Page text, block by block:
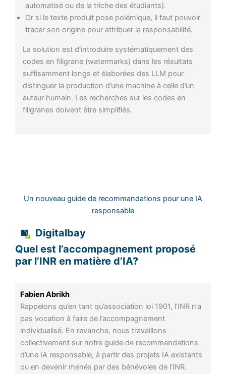
automatisé ou de la triche des étudiants).
Or si le texte produit pose polémique, il faut pouvoir
tracer son origine pour attribuer la responsabilité.
La solution est d’introduire systématiquement des
codes en filigrane (watermarks) dans les résultats
suffisamment longs et élaborées des LLM pour
distinguer la production d’une machine à celle d’un
auteur humain. Les recherches sur les codes en
filigranes doivent être simplifiés.
Un nouveau guide de recommandations pour une IA
responsable
Digitalbay
Quel est l’accompagnement proposé
par l’INR en matière d’IA?
Fabien Abrikh
Rappelons qu’en tant qu’association loi 1901, l’INR n’a
pas vocation à faire de l’accompagnement
individualisé. En revanche, nous travaillons
collectivement sur notre guide de recommandations
d’une IA responsable, à partir des projets IA existants
ou en devenir menés par des bénévoles de l’INR.